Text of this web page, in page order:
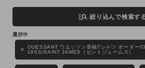
キーワード
性別
manage_search 絞り込んで検索す
OUESSANT ウエッソン長袖Tシャツ ボーダー/
19SS/SAINT JAMES（セントジェームス）